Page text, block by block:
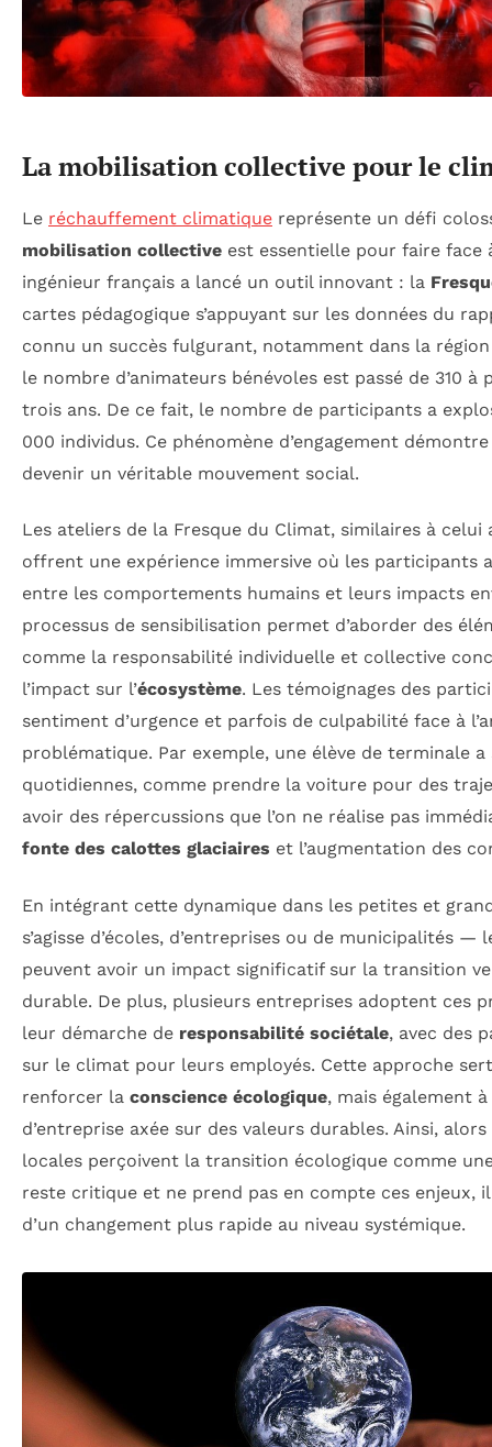
La mobilisation collective pour le
Le réchauffement climatique représente un défi
mobilisation collective est essentielle pour faire face
ingénieur français a lancé un outil innovant : la
cartes pédagogique s’appuyant sur les données du
connu un succès fulgurant, notamment dans la
le nombre d’animateurs bénévoles est passé de 310 à
trois ans. De ce fait, le nombre de participants a
000 individus. Ce phénomène d’engagement
devenir un véritable mouvement social.
Les ateliers de la Fresque du Climat, similaires à celui
offrent une expérience immersive où les participants
entre les comportements humains et leurs impacts
processus de sensibilisation permet d’aborder des
comme la responsabilité individuelle et collective
l’impact sur l’écosystème. Les témoignages des
sentiment d’urgence et parfois de culpabilité face à
problématique. Par exemple, une élève de terminale
quotidiennes, comme prendre la voiture pour des
avoir des répercussions que l’on ne réalise pas
fonte des calottes glaciaires et l’augmentation des
En intégrant cette dynamique dans les petites et
s’agisse d’écoles, d’entreprises ou de municipalités —
peuvent avoir un impact significatif sur la transition
durable. De plus, plusieurs entreprises adoptent ces
leur démarche de responsabilité sociétale, avec des
sur le climat pour leurs employés. Cette approche
renforcer la conscience écologique, mais également
d’entreprise axée sur des valeurs durables. Ainsi,
locales perçoivent la transition écologique comme
reste critique et ne prend pas en compte ces enjeux,
d’un changement plus rapide au niveau systémique.